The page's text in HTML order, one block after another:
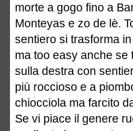
morte a gogo fino a
Monteyas e zo de lè.
sentiero si trasforma
ma too easy anche se
sulla destra con
più roccioso e a
chiocciola ma farcito
Se vi piace il genere